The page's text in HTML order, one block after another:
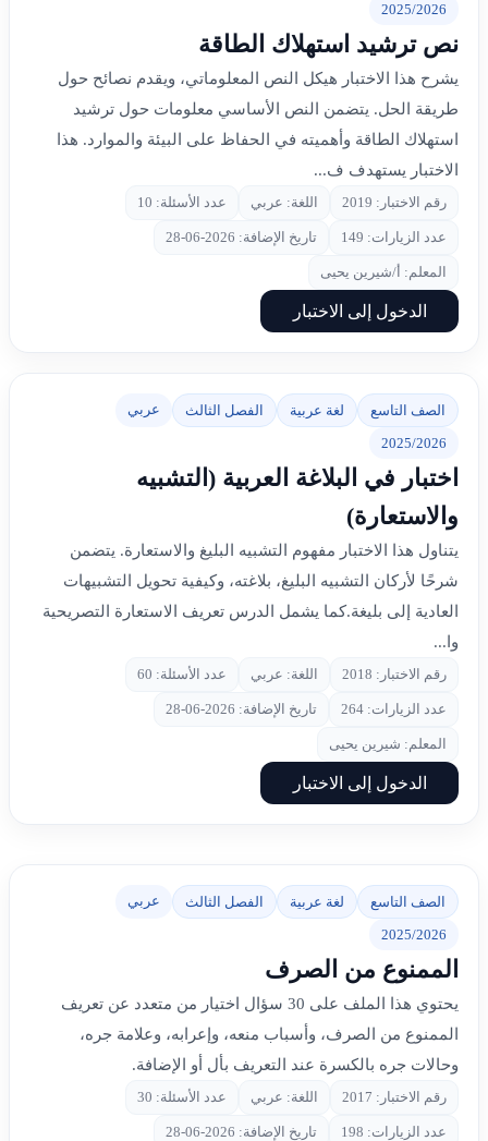
2025/2026
نص ترشيد استهلاك الطاقة
يشرح هذا الاختبار هيكل النص المعلوماتي، ويقدم نصائح حول
طريقة الحل. يتضمن النص الأساسي معلومات حول ترشيد
استهلاك الطاقة وأهميته في الحفاظ على البيئة والموارد. هذا
الاختبار يستهدف ف...
رقم الاختبار: 2019 اللغة: عربي عدد الأسئلة: 10
عدد الزيارات: 149 تاريخ الإضافة: 2026-06-28
المعلم: أ/شيرين يحيى
الدخول إلى الاختبار
الصف التاسع لغة عربية الفصل الثالث عربي
2025/2026
اختبار في البلاغة العربية (التشبيه
والاستعارة)
يتناول هذا الاختبار مفهوم التشبيه البليغ والاستعارة. يتضمن
شرحًا لأركان التشبيه البليغ، بلاغته، وكيفية تحويل التشبيهات
العادية إلى بليغة.كما يشمل الدرس تعريف الاستعارة التصريحية
وا...
رقم الاختبار: 2018 اللغة: عربي عدد الأسئلة: 60
عدد الزيارات: 264 تاريخ الإضافة: 2026-06-28
المعلم: شيرين يحيى
الدخول إلى الاختبار
الصف التاسع لغة عربية الفصل الثالث عربي
2025/2026
الممنوع من الصرف
يحتوي هذا الملف على 30 سؤال اختيار من متعدد عن تعريف
الممنوع من الصرف، وأسباب منعه، وإعرابه، وعلامة جره،
وحالات جره بالكسرة عند التعريف بأل أو الإضافة.
رقم الاختبار: 2017 اللغة: عربي عدد الأسئلة: 30
عدد الزيارات: 198 تاريخ الإضافة: 2026-06-28